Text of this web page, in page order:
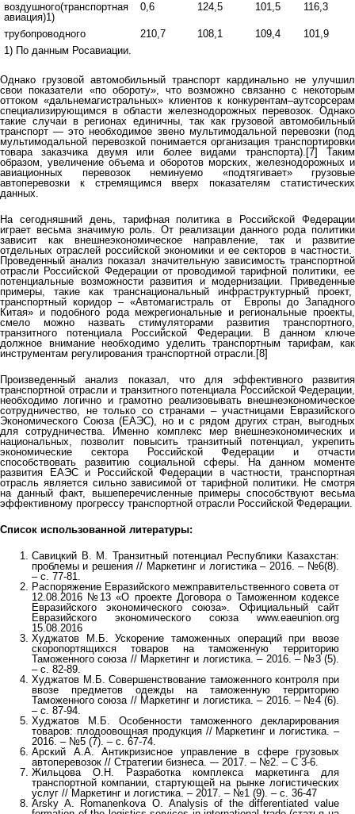
воздушного(транспортная
авиация)1)
0,6 124,5 101,5 116,3
трубопроводного 210,7 108,1 109,4
101,9
1) По данным Росавиации.
Однако грузовой автомобильный транспорт кардинально не улучшил
свои показатели «по обороту», что возможно связанно с некоторым
оттоком «дальнемагистральных» клиентов к конкурентам–аутсорсерам
специализирующимся в области железнодорожных перевозок. Однако
такие случаи в регионах единичны, так как грузовой автомобильный
транспорт — это необходимое звено мультимодальной перевозки (под
мультимодальной перевозкой понимается организация транспортировки
товара заказчика двумя или более видами транспорта).[7] Таким
образом, увеличение объема и оборотов морских, железнодорожных и
авиационных перевозок неминуемо «подтягивает» грузовые
автоперевозки к стремящимся вверх показателям статистических
данных.
На сегодняшний день, тарифная политика в Российской Федерации
играет весьма значимую роль. От реализации данного рода политики
зависит как внешнеэкономическое направление, так и развитие
отдельных отраслей российской экономики и ее секторов в частности.
Проведенный анализ показал значительную зависимость транспортной
отрасли Российской Федерации от проводимой тарифной политики, ее
потенциальные возможности развития и модернизации. Приведенные
примеры, такие как транснациональный инфраструктурный проект,
транспортный коридор – «Автомагистраль от Европы до Западного
Китая» и подобного рода межрегиональные и региональные проекты,
смело можно назвать стимуляторами развития транспортного,
транзитного потенциала Российской Федерации. В данном ключе
должное внимание необходимо уделить транспортным тарифам, как
инструментам регулирования транспортной отрасли.[8]
Произведенный анализ показал, что для эффективного развития
транспортной отрасли и транзитного потенциала Российской Федерации,
необходимо логично и грамотно реализовывать внешнеэкономическое
сотрудничество, не только со странами – участницами Евразийского
Экономического Союза (ЕАЭС), но и с рядом других стран, выгодных
для сотрудничества. Именно комплекс мер внешнеэкономических и
национальных, позволит повысить транзитный потенциал, укрепить
экономические сектора Российской Федерации и отчасти
способствовать развитию социальной сферы. На данном моменте
развития ЕАЭС и Российской Федерации в частности, транспортная
отрасль является сильно зависимой от тарифной политики. Не смотря
на данный факт, вышеперечисленные примеры способствуют весьма
эффективному прогрессу транспортной отрасли Российской Федерации.
Список использованной литературы:
Савицкий В. М. Транзитный потенциал Республики Казахстан:
проблемы и решения // Маркетинг и логистика – 2016. – №6(8).
– с. 77-81.
Распоряжение Евразийского межправительственного совета от
12.08.2016 №13 «О проекте Договора о Таможенном кодексе
Евразийского экономического союза». Официальный сайт
Евразийского экономического союза www.eaeunion.org
15.08.2016
Худжатов М.Б. Ускорение таможенных операций при ввозе
скоропортящихся товаров на таможенную территорию
Таможенного союза // Маркетинг и логистика. – 2016. – №3 (5).
– с. 82-89.
Худжатов М.Б. Совершенствование таможенного контроля при
ввозе предметов одежды на таможенную территорию
Таможенного союза // Маркетинг и логистика. – 2016. – №4 (6).
– с. 87-94.
Худжатов М.Б. Особенности таможенного декларирования
товаров: плодоовощная продукция // Маркетинг и логистика. –
2016. – №5 (7). – с. 67-74.
Арский А.А. Антикризисное управление в сфере грузовых
автоперевозок // Стратегии бизнеса. –- 2017. – №2. – С 3-6.
Жильцова О.Н. Разработка комплекса маркетинга для
транспортной компании, стартующей на рынке логистических
услуг // Маркетинг и логистика. – 2017. – №1 (9). – с. 36-47
Arsky A. Romanenkova O. Analysis of the differentiated value